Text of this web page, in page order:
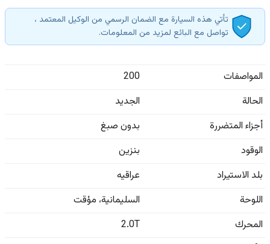
تأتي هذه السيارة مع الضمان الرسمي من الوكيل المعتمد ،
تواصل مع البائع لمزيد من المعلومات.
المواصفات
200
الحالة
الجديد
أجزاء المتضررة
بدون صبغ
الوقود
بنزين
بلد الاستيراد
عراقيه
اللوحة
السليمانية، مؤقت
المحرك
2.0T